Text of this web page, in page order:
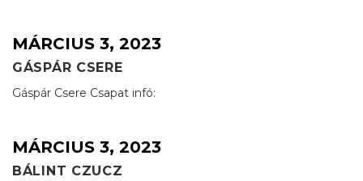
MÁRCIUS 3, 2023
GÁSPÁR CSERE
Gáspár Csere Csapat infó:
MÁRCIUS 3, 2023
BÁLINT CZUCZ